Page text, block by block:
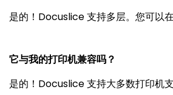
是的！Docuslice 支持多层。您可以
它与我的打印机兼容吗？
是的！Docuslice 支持大多数打印机